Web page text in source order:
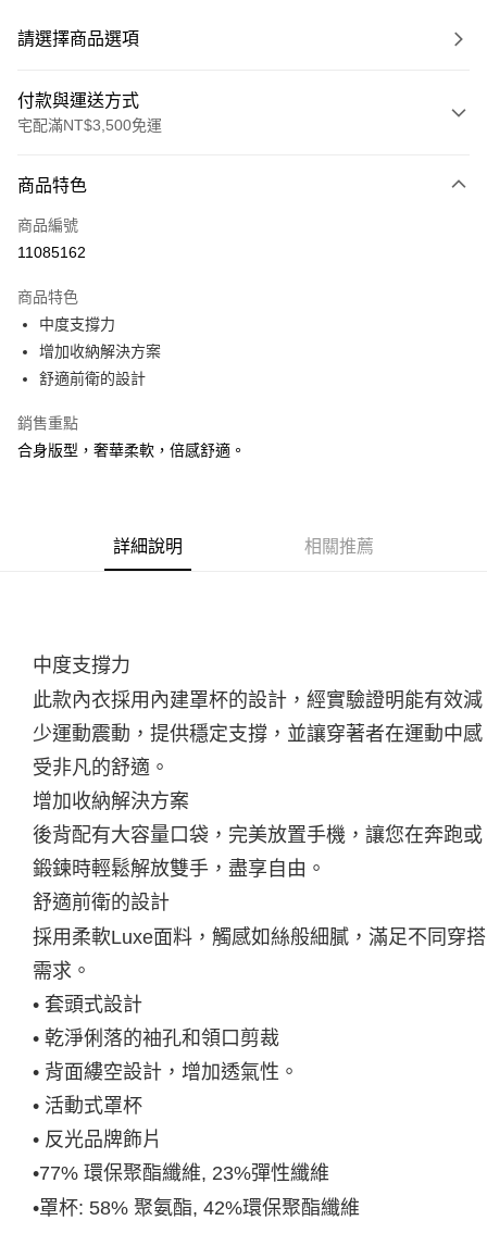
請選擇商品選項
付款與運送方式
宅配滿NT$3,500免運
信用卡一次付款
ATM付款
運送方式
宅配
每筆NT$100，滿NT$3,500(含以上)免運費
商品特色
商品編號
11085162
商品特色
中度支撐力
增加收納解決方案
舒適前衛的設計
銷售重點
合身版型，奢華柔軟，倍感舒適。
詳細說明 相關推薦
中度支撐力
此款內衣採用內建罩杯的設計，經實驗證明能有效減
少運動震動，提供穩定支撐，並讓穿著者在運動中感
受非凡的舒適。
增加收納解決方案
後背配有大容量口袋，完美放置手機，讓您在奔跑或
鍛鍊時輕鬆解放雙手，盡享自由。
舒適前衛的設計
採用柔軟Luxe面料，觸感如絲般細膩，滿足不同穿搭
需求。
• 套頭式設計
• 乾淨俐落的袖孔和領口剪裁
• 背面縷空設計，增加透氣性。
• 活動式罩杯
• 反光品牌飾片
•77% 環保聚酯纖維, 23%彈性纖維
•罩杯: 58% 聚氨酯, 42%環保聚酯纖維